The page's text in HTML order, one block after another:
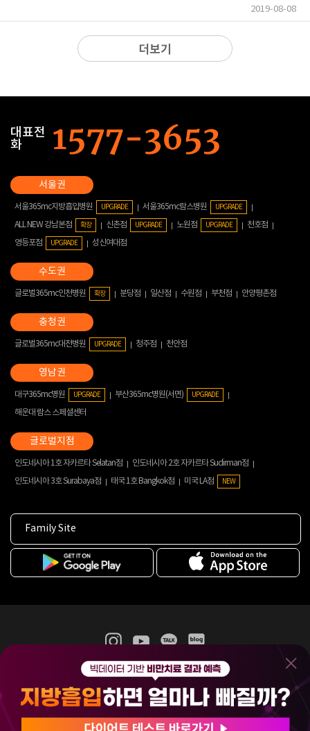
2019-08-08
더보기
대표전
화
서울365mc지방흡입병원 UPGRADE 서울365mc람스병원 UPGRADE
ALL NEW 강남본점 확장 신촌점 UPGRADE 노원점 UPGRADE
천호점
영등포점
UPGRADE 성신여대점
글로벌365mc인천병원 확장 분당점 일산점 수원점 부천점 안양평촌점
글로벌365mc대전병원 UPGRADE 청주점 천안점
대구365mc병원 UPGRADE 부산365mc병원(서면) UPGRADE
해운대 람스 스페셜센터
인도네시아 1호 자카르타 Selatan점
인도네시아 2호 자카르타 Sudirman점
인도네시아 3호 Surabaya점
태국 1호 Bangkok점 미국 LA점 NEW
Family Site
365mc 병·의원 이용약관
홈페이지 이용약관
비급여진료수가
(주)365mcㅣ서울특별시 서초구 서초대로52길 7, 3~4층(서초동, 제일빌딩)
120-87-04354ㅣ김남철